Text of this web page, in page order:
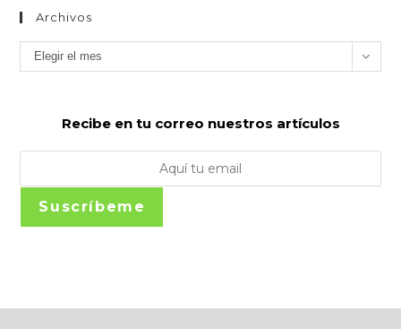
Archivos
Archivos
Elegir el mes
Recibe en tu correo nuestros artículos
Suscríbeme